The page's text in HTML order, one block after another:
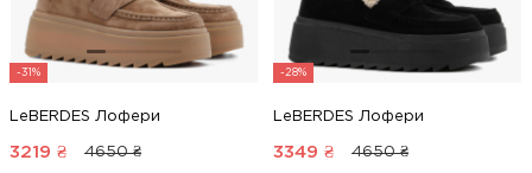
-31%
LeBERDES Лофери
3219 ₴ 4650 ₴
-28%
LeBERDES Лофери
3349 ₴ 4650 ₴